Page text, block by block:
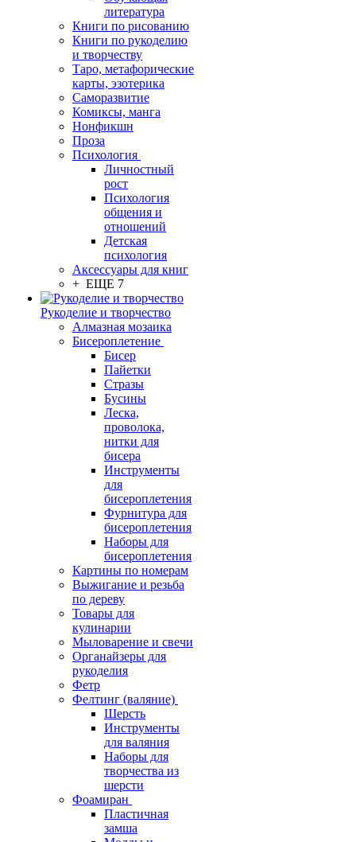
литература
Книги по рисованию
Книги по рукоделию
и творчеству
Таро, метафорические
карты, эзотерика
Саморазвитие
Комиксы, манга
Нонфикшн
Проза
Психология
Личностный
рост
Психология
общения и
отношений
Детская
психология
Аксессуары для книг
+ ЕЩЕ 7
Рукоделие и творчество
Алмазная мозаика
Бисероплетение
Бисер
Пайетки
Стразы
Бусины
Леска,
проволока,
нитки для
бисера
Инструменты
для
бисероплетения
Фурнитура для
бисероплетения
Наборы для
бисероплетения
Картины по номерам
Выжигание и резьба
по дереву
Товары для
кулинарии
Мыловарение и свечи
Органайзеры для
рукоделия
Фетр
Фелтинг (валяние)
Шерсть
Инструменты
для валяния
Наборы для
творчества из
шерсти
Фоамиран
Пластичная
замша